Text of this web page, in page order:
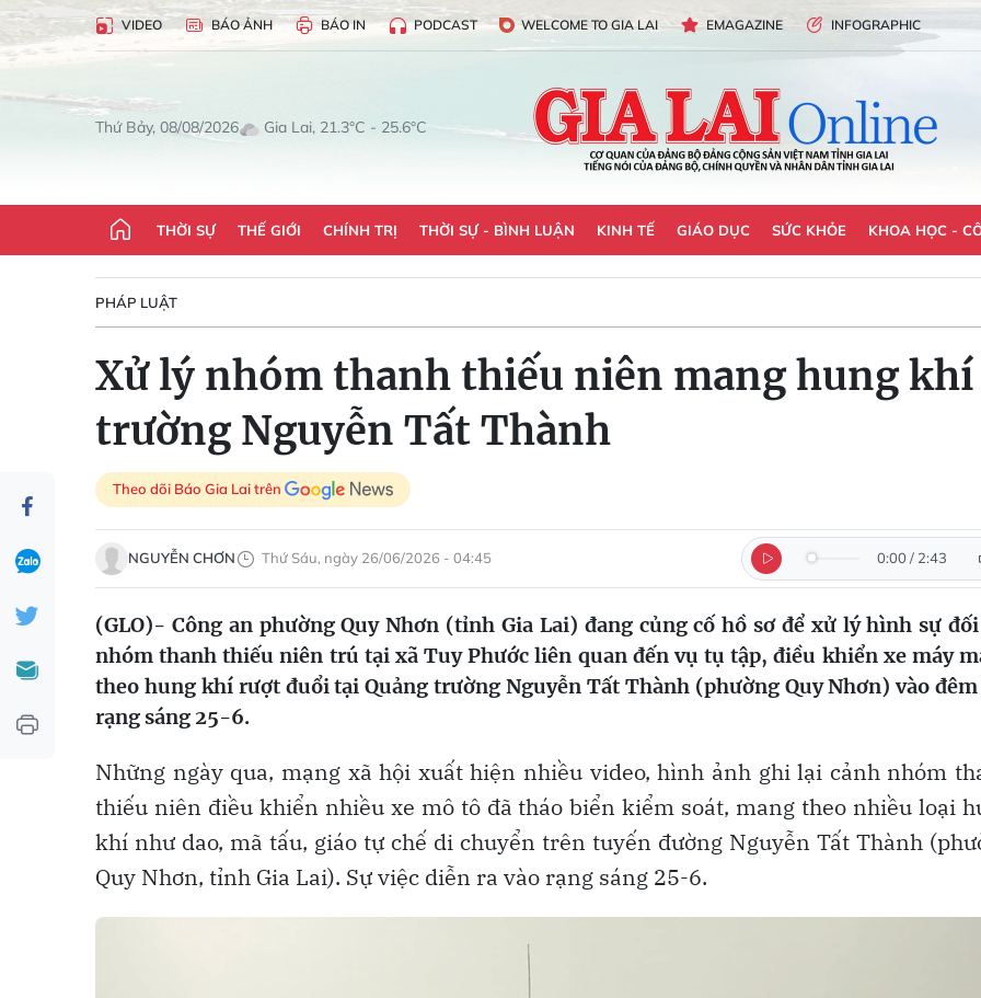
VIDEO BÁO ẢNH BÁO IN PODCAST WELCOME TO GIA LAI EMAGAZINE INFOGRAPHIC
Thứ Bảy, 08/08/2026 Gia Lai, 21.3°C - 25.6°C
THỜI SỰ THẾ GIỚI CHÍNH TRỊ THỜI SỰ - BÌNH LUẬN KINH TẾ GIÁO DỤC SỨC KHỎE KHOA HỌC -
PHÁP LUẬT
Xử lý nhóm thanh thiếu niên mang hung khí
trường Nguyễn Tất Thành
Theo dõi Báo Gia Lai trên
NGUYỄN CHƠN Thứ Sáu, ngày 26/06/2026 - 04:45 0:00 / 2:43
(GLO)- Công an phường Quy Nhơn (tỉnh Gia Lai) đang củng cố hồ sơ để xử lý hình sự
nhóm thanh thiếu niên trú tại xã Tuy Phước liên quan đến vụ tụ tập, điều khiển xe máy
theo hung khí rượt đuổi tại Quảng trường Nguyễn Tất Thành (phường Quy Nhơn) vào
rạng sáng 25-6.
Những ngày qua, mạng xã hội xuất hiện nhiều video, hình ảnh ghi lại cảnh nhóm
thiếu niên điều khiển nhiều xe mô tô đã tháo biển kiểm soát, mang theo nhiều loại
khí như dao, mã tấu, giáo tự chế di chuyển trên tuyến đường Nguyễn Tất Thành
Quy Nhơn, tỉnh Gia Lai). Sự việc diễn ra vào rạng sáng 25-6.